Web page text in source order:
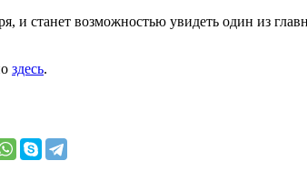
и станет возможностью увидеть один из
здесь.